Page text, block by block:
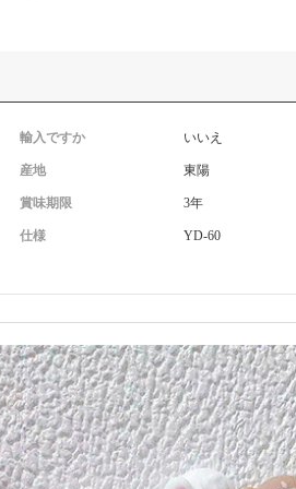
輸入ですか いいえ
産地 東陽
賞味期限 3年
仕様 YD-60